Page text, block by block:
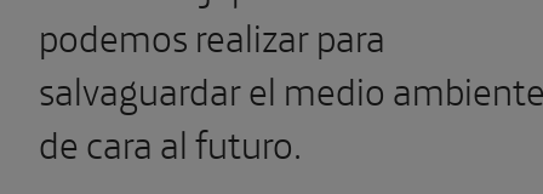
podemos realizar para
salvaguardar el medio
de cara al futuro.